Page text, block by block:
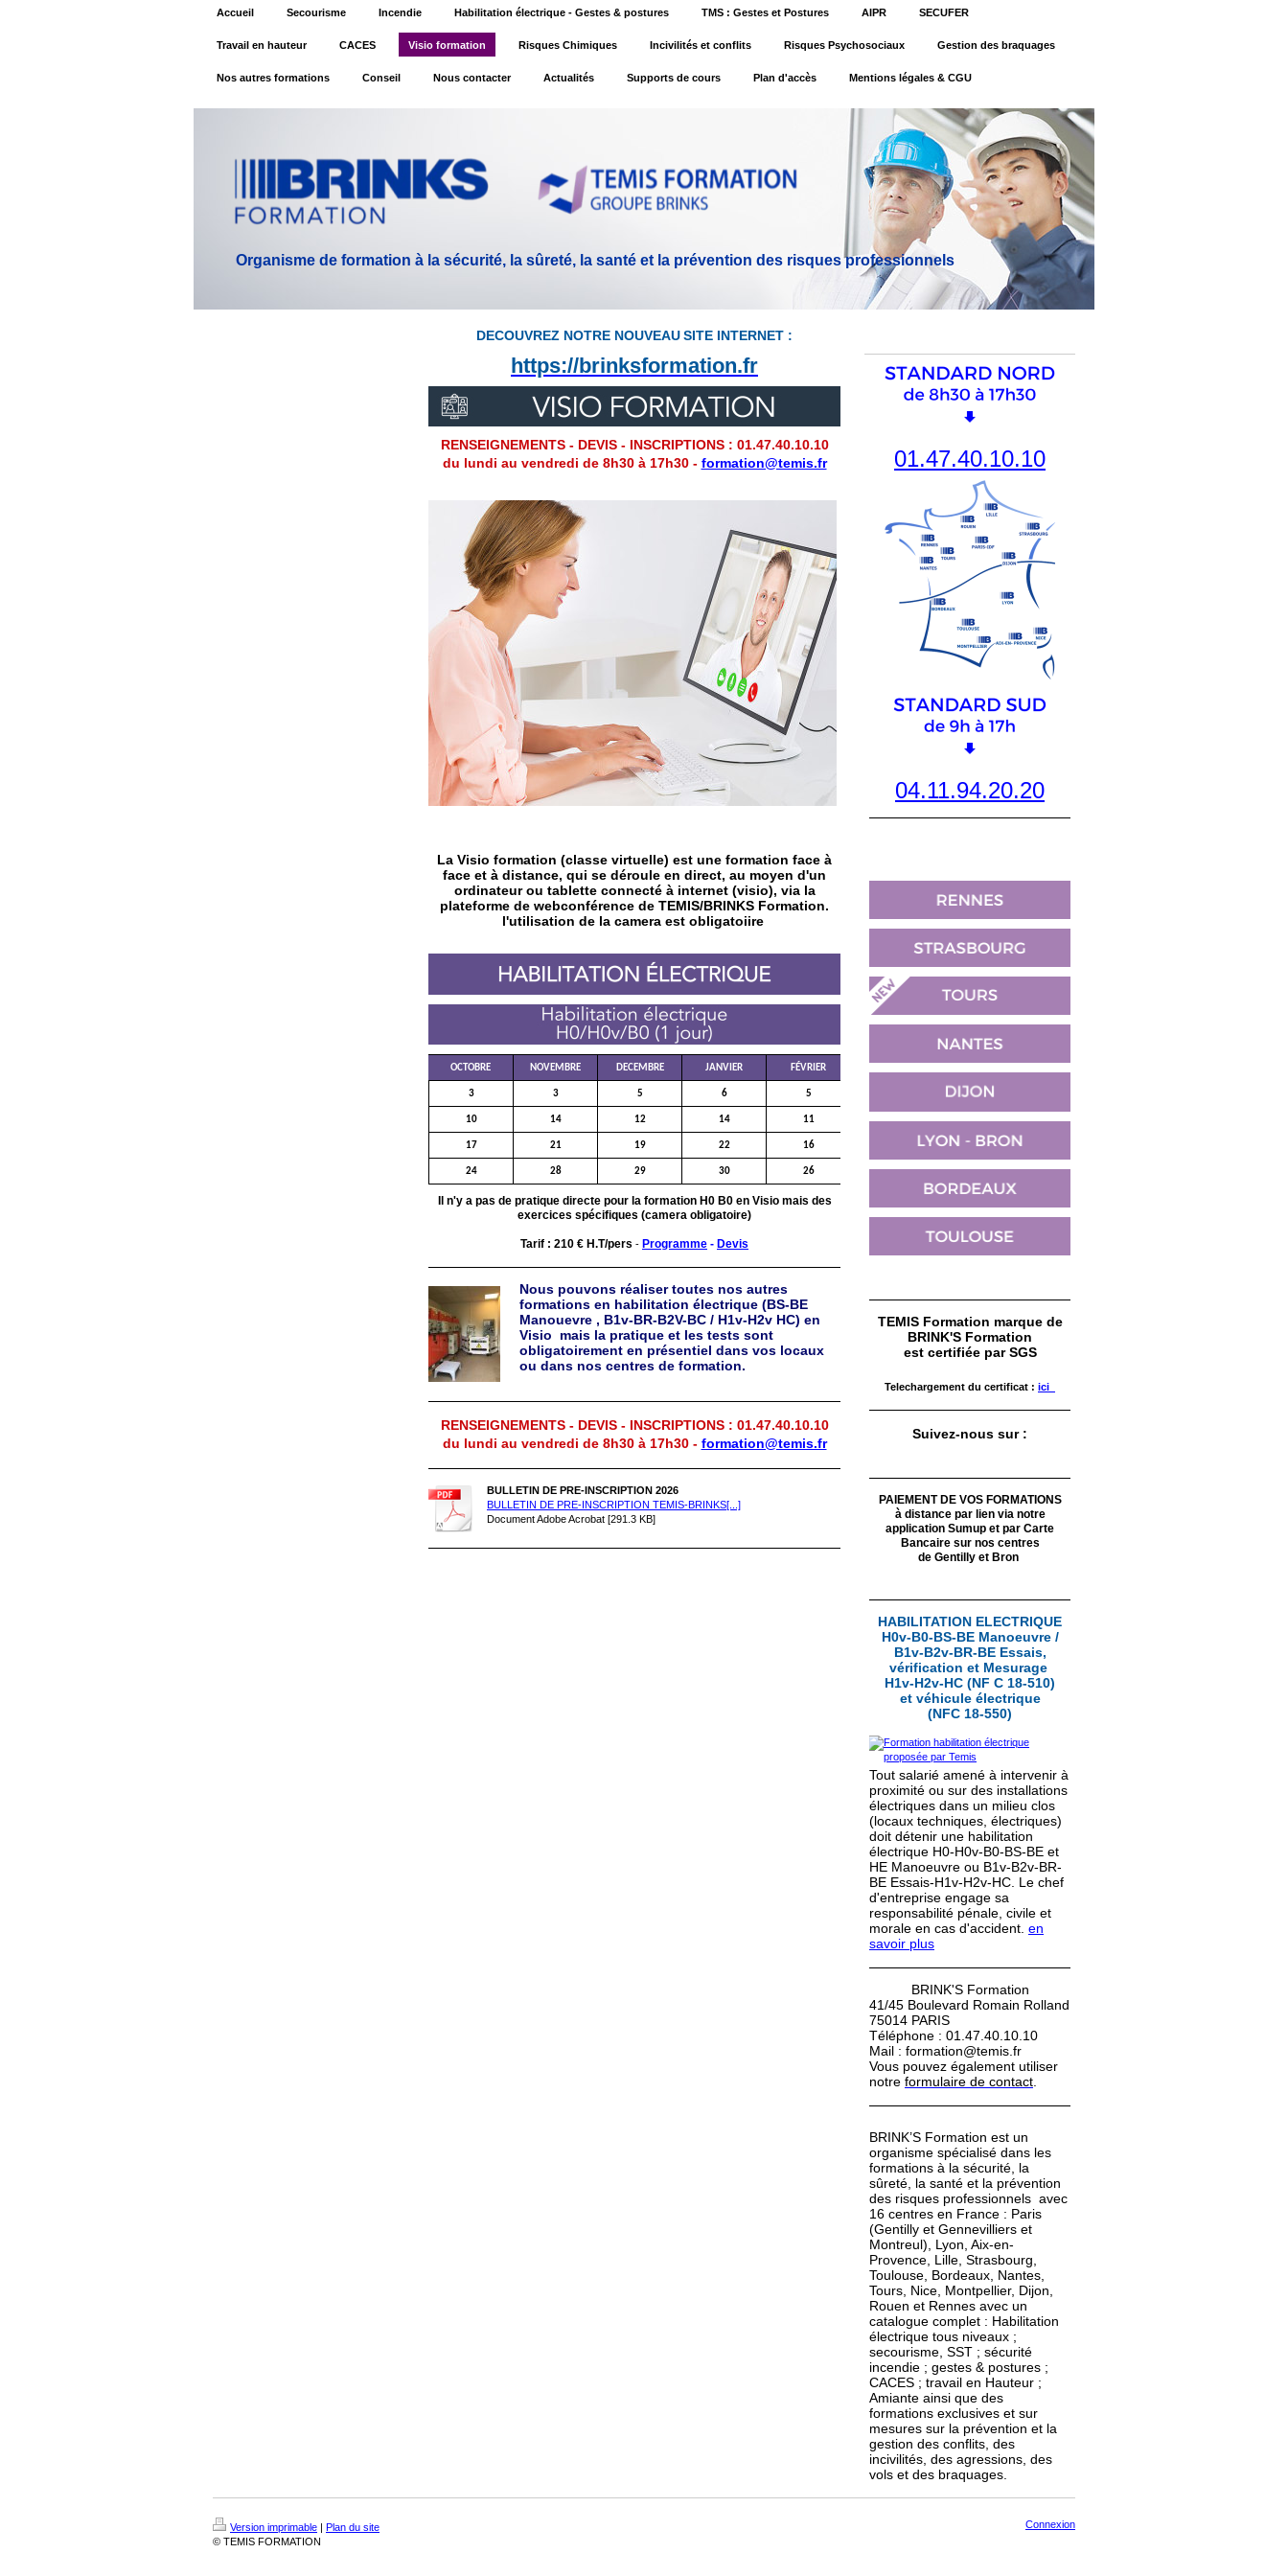
Accueil Secourisme Incendie Habilitation électrique - Gestes & postures TMS : Gestes et Postures AIPR SECUFER
Travail en hauteur CACES Visio formation Risques Chimiques Incivilités et conflits Risques Psychosociaux Gestion des braquages
Nos autres formations Conseil Nous contacter Actualités Supports de cours Plan d'accès Mentions légales & CGU
Organisme de formation à la sécurité, la sûreté, la santé et la prévention des risques professionnels
DECOUVREZ NOTRE NOUVEAUSITE INTERNET :
https://brinksformation.fr
RENSEIGNEMENTS - DEVIS - INSCRIPTIONS : 01.47.40.10.10
du lundi au vendredi de 8h30 à 17h30 - formation@temis.fr
La Visio formation (classe virtuelle) est une formation face à
face et à distance, qui se déroule en direct, au moyen d'un
ordinateur ou tablette connecté à internet (visio), via la
plateforme de webconférence de TEMIS/BRINKS Formation.
l'utilisation de la camera est obligatoiire
OCTOBRE NOVEMBRE DECEMBRE JANVIER FÉVRIER
3 3 5 6 5 7
10 14 12 14 11 12 13 11
17 21 19 22 16 22
24 28 29 30 26 27 30 29
Il n'y a pas de pratique directe pour la formation H0 B0 en Visio mais des
exercices spécifiques (camera obligatoire)
Tarif : 210 € H.T/pers - Programme - Devis
Nous pouvons réaliser toutes nos autres
formations en habilitation électrique (BS-BE
Manouevre , B1v-BR-B2V-BC / H1v-H2v HC) en
Visio mais la pratique et les tests sont
obligatoirement en présentiel dans vos locaux
ou dans nos centres de formation.
RENSEIGNEMENTS - DEVIS - INSCRIPTIONS : 01.47.40.10.10
du lundi au vendredi de 8h30 à 17h30 - formation@temis.fr
BULLETIN DE PRE-INSCRIPTION 2026
BULLETIN DE PRE-INSCRIPTION TEMIS-BRINKS[...]
Document Adobe Acrobat [291.3 KB]
01.47.40.10.10
04.11.94.20.20
TEMIS Formation marque de
BRINK'S Formation
est certifiée par SGS
Telechargement du certificat : ici
Suivez-nous sur :
PAIEMENT DE VOS FORMATIONS
à distance par lien via notre
application Sumup et par Carte
Bancaire sur nos centres
de Gentilly et Bron
HABILITATION ELECTRIQUE
H0v-B0-BS-BE Manoeuvre /
B1v-B2v-BR-BE Essais,
vérification et Mesurage
H1v-H2v-HC (NF C 18-510)
et véhicule électrique
(NFC 18-550)
Tout salarié amené à intervenir à
proximité ou sur des installations
électriques dans un milieu clos
(locaux techniques, électriques)
doit détenir une habilitation
électrique H0-H0v-B0-BS-BE et
HE Manoeuvre ou B1v-B2v-BR-
BE Essais-H1v-H2v-HC. Le chef
d'entreprise engage sa
responsabilité pénale, civile et
morale en cas d'accident. en
savoir plus
BRINK'S Formation
41/45 Boulevard Romain Rolland
75014 PARIS
Téléphone : 01.47.40.10.10
Mail : formation@temis.fr
Vous pouvez également utiliser
notre formulaire de contact
BRINK’S Formation est un
organisme spécialisé dans les
formations à la sécurité, la
sûreté, la santé et la prévention
des risques professionnels avec
16 centres en France : Paris
(Gentilly et Gennevilliers et
Montreul), Lyon, Aix-en-
Provence, Lille, Strasbourg,
Toulouse, Bordeaux, Nantes,
Tours, Nice, Montpellier, Dijon,
Rouen et Rennes avec un
catalogue complet : Habilitation
électrique tous niveaux ;
secourisme, SST ; sécurité
incendie ; gestes & postures ;
CACES ; travail en Hauteur ;
Amiante ainsi que des
formations exclusives et sur
mesures sur la prévention et la
gestion des conflits, des
incivilités, des agressions, des
vols et des braquages.
Version imprimable | Plan du site
© TEMIS FORMATION
Connexion